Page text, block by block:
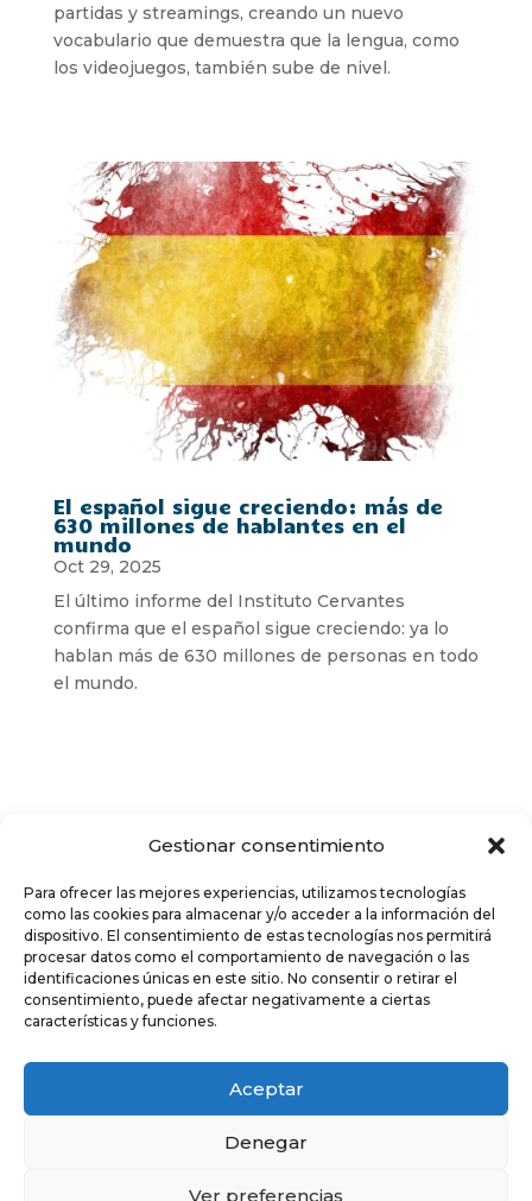
Gestionar consentimiento
Para ofrecer las mejores experiencias, utilizamos tecnologías
como las cookies para almacenar y/o acceder a la información del
dispositivo. El consentimiento de estas tecnologías nos permitirá
procesar datos como el comportamiento de navegación o las
identificaciones únicas en este sitio. No consentir o retirar el
consentimiento, puede afectar negativamente a ciertas
características y funciones.
Aceptar
Denegar
Ver preferencias
partidas y streamings, creando un nuevo
vocabulario que demuestra que la lengua, como
los videojuegos, también sube de nivel.
El español sigue creciendo: más de
630 millones de hablantes en el
mundo
Oct 29, 2025
El último informe del Instituto Cervantes
confirma que el español sigue creciendo: ya lo
hablan más de 630 millones de personas en todo
el mundo.
Aviso legal
Política de privacidad
Política de cookies
© 2025 Quélabia | diseño web